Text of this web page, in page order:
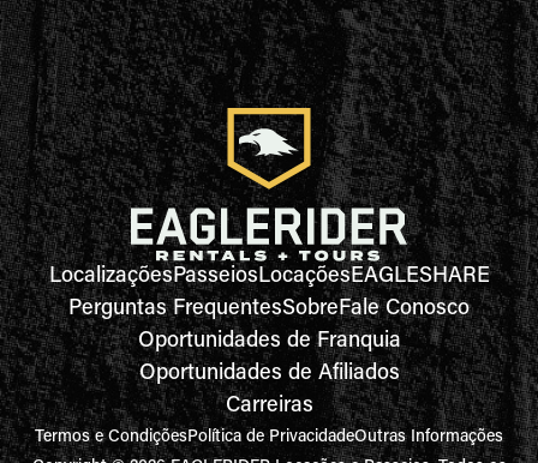
LocalizaçõesPasseiosLocaçõesEAGLESHARE
Perguntas FrequentesSobreFale Conosco
Oportunidades de Franquia
Oportunidades de Afiliados
Carreiras
Termos e CondiçõesPolítica de PrivacidadeOutras Informações